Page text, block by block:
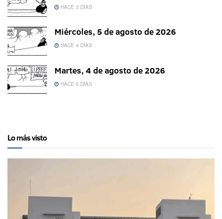
HACE 3 DÍAS
Miércoles, 5 de agosto de 2026
HACE 4 DÍAS
Martes, 4 de agosto de 2026
HACE 5 DÍAS
Lo más visto